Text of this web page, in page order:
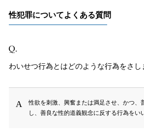
性犯罪についてよくある質問
わいせつ行為とはどのような行為をさし
性欲を刺激、興奮または満足させ、かつ、
し、善良な性的道義観念に反する行為をい